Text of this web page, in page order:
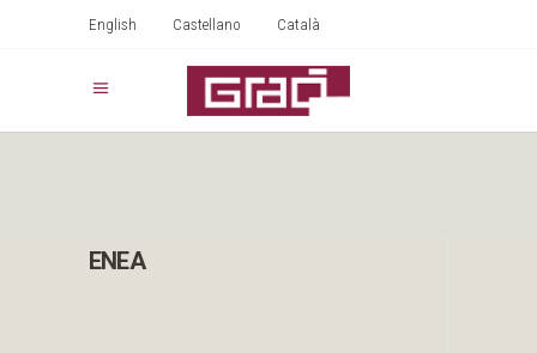
English Castellano Català
ENEA